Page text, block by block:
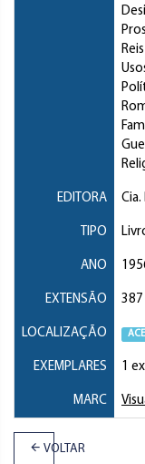
EDITORA Cia.
TIPO
ANO
EXTENSÃO 387
LOCALIZAÇÃO
EXEMPLARES 1
MARC
VOLTAR